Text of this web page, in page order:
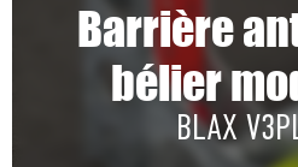
Barrière
bélier
BLAX